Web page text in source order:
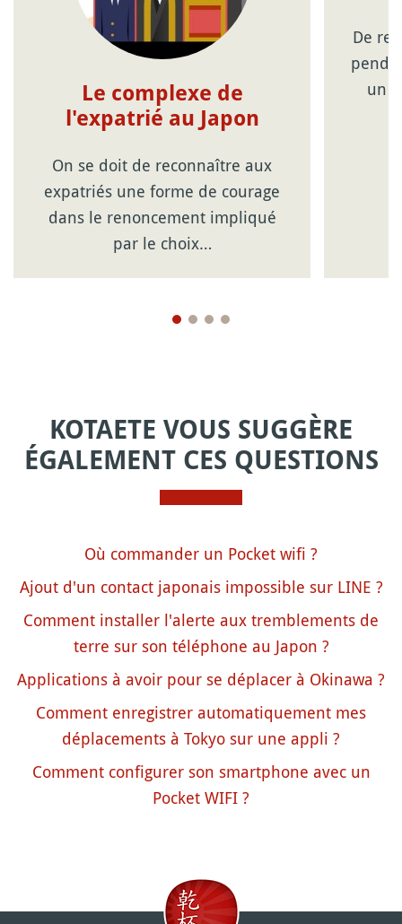
Le complexe de
l'expatrié au Japon
On se doit de reconnaître aux
expatriés une forme de courage
dans le renoncement impliqué
par le choix…
De
un
KOTAETE VOUS SUGGÈRE
ÉGALEMENT CES QUESTIONS
Où commander un Pocket wifi ?
Ajout d'un contact japonais impossible sur LINE ?
Comment installer l'alerte aux tremblements de
terre sur son téléphone au Japon ?
Applications à avoir pour se déplacer à Okinawa ?
Comment enregistrer automatiquement mes
déplacements à Tokyo sur une appli ?
Comment configurer son smartphone avec un
Pocket WIFI ?